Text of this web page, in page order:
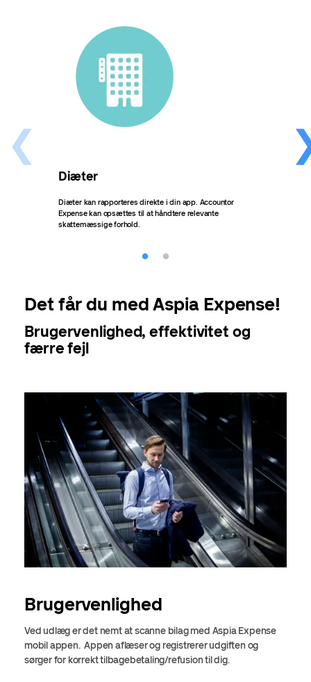
Diæter
Diæter kan rapporteres direkte i din app. Accountor
Expense kan opsættes til at håndtere relevante
skattemæssige forhold.
Det får du med Aspia Expense!
Brugervenlighed, effektivitet og
færre fejl
Brugervenlighed
Ved udlæg er det nemt at scanne bilag med AspiaExpense
mobil appen. Appen aflæser og registrerer udgiften og
sørger for korrekt tilbagebetaling/refusion til dig.